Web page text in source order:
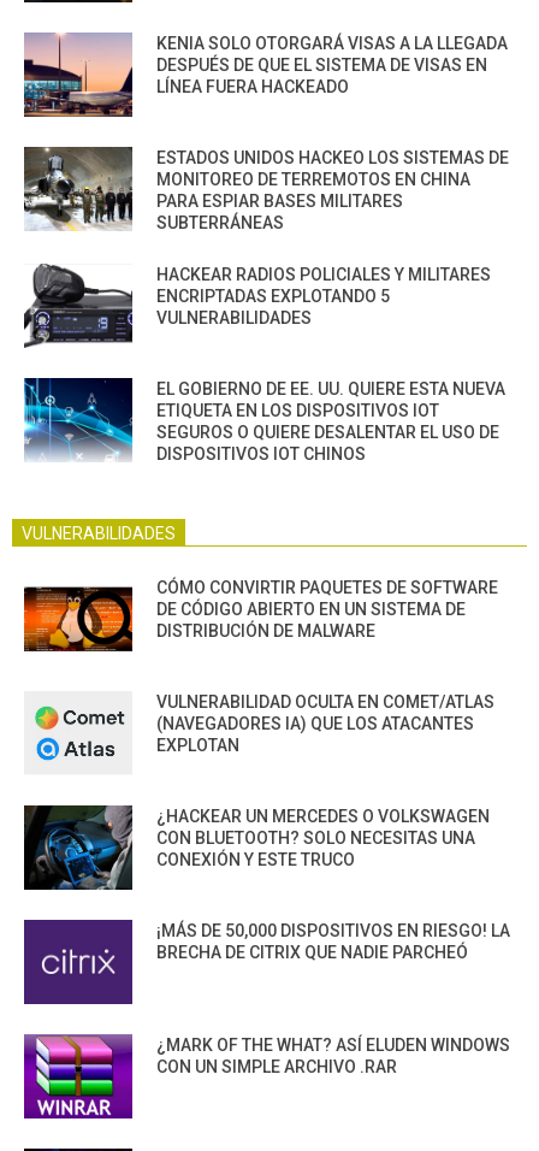
KENIA SOLO OTORGARÁ VISAS A LA LLEGADA
DESPUÉS DE QUE EL SISTEMA DE VISAS EN
LÍNEA FUERA HACKEADO
ESTADOS UNIDOS HACKEO LOS SISTEMAS DE
MONITOREO DE TERREMOTOS EN CHINA
PARA ESPIAR BASES MILITARES
SUBTERRÁNEAS
HACKEAR RADIOS POLICIALES Y MILITARES
ENCRIPTADAS EXPLOTANDO 5
VULNERABILIDADES
EL GOBIERNO DE EE. UU. QUIERE ESTA NUEVA
ETIQUETA EN LOS DISPOSITIVOS IOT
SEGUROS O QUIERE DESALENTAR EL USO DE
DISPOSITIVOS IOT CHINOS
VULNERABILIDADES
CÓMO CONVIRTIR PAQUETES DE SOFTWARE
DE CÓDIGO ABIERTO EN UN SISTEMA DE
DISTRIBUCIÓN DE MALWARE
VULNERABILIDAD OCULTA EN COMET/ATLAS
(NAVEGADORES IA) QUE LOS ATACANTES
EXPLOTAN
¿HACKEAR UN MERCEDES O VOLKSWAGEN
CON BLUETOOTH? SOLO NECESITAS UNA
CONEXIÓN Y ESTE TRUCO
¡MÁS DE 50,000 DISPOSITIVOS EN RIESGO! LA
BRECHA DE CITRIX QUE NADIE PARCHEÓ
¿MARK OF THE WHAT? ASÍ ELUDEN WINDOWS
CON UN SIMPLE ARCHIVO .RAR